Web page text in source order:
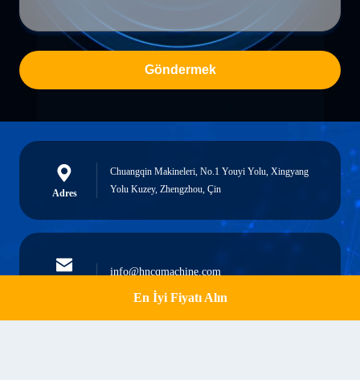
En İyi Fiyatı Alın
Göndermek
Adres
Chuangqin Makineleri, No.1 Youyi Yolu, Xingyang
Yolu Kuzey, Zhengzhou, Çin
info@hncqmachine.com
Get a Quote